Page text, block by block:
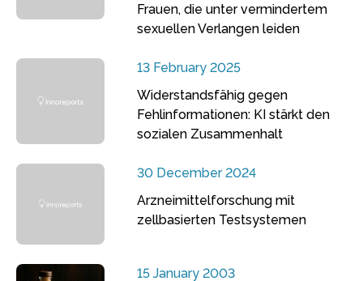
Frauen, die unter vermindertem
sexuellen Verlangen leiden
13 February 2025
Widerstandsfähig gegen
Fehlinformationen: KI stärkt den
sozialen Zusammenhalt
30 December 2024
Arzneimittelforschung mit
zellbasierten Testsystemen
15 January 2003